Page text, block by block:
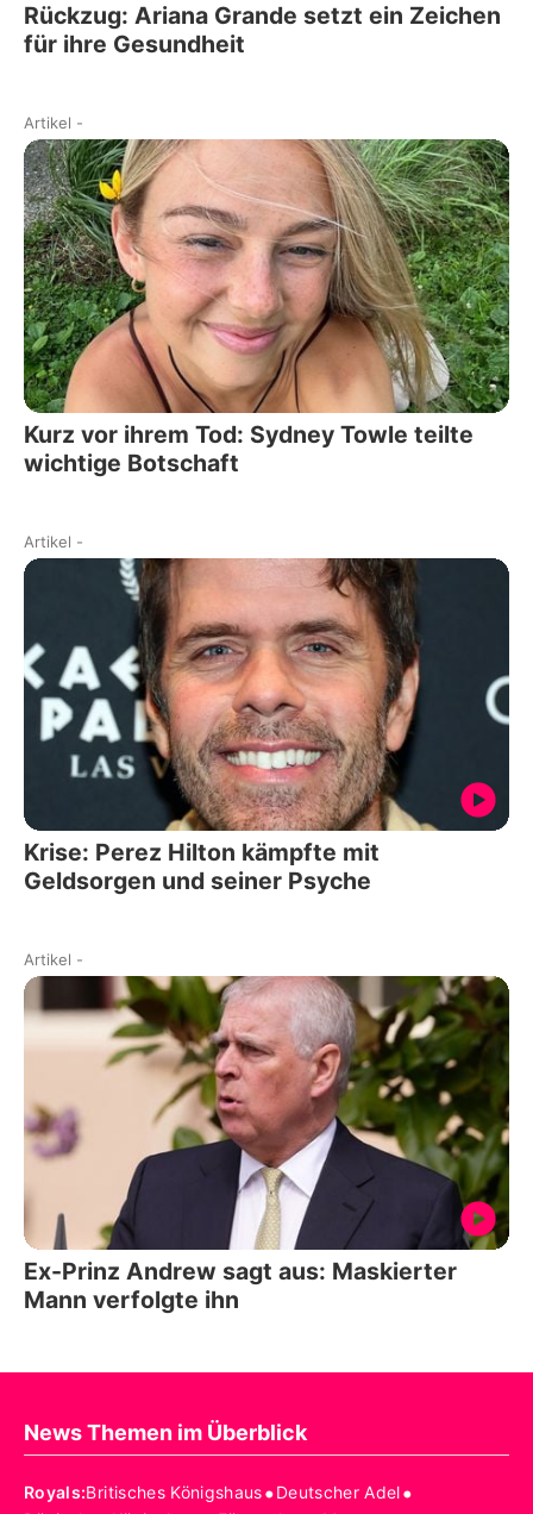
Rückzug: Ariana Grande setzt ein Zeichen
für ihre Gesundheit
Artikel -
Kurz vor ihrem Tod: Sydney Towle teilte
wichtige Botschaft
Artikel -
Krise: Perez Hilton kämpfte mit
Geldsorgen und seiner Psyche
Artikel -
Ex-Prinz Andrew sagt aus: Maskierter
Mann verfolgte ihn
News Themen im Überblick
Royals:Britisches Königshaus•Deutscher Adel•